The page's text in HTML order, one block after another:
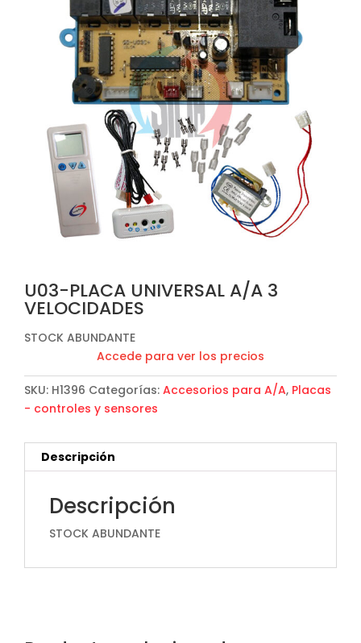
U03-PLACA UNIVERSAL A/A 3
VELOCIDADES
STOCK ABUNDANTE
Accede para ver los precios
SKU: H1396 Categorías: Accesorios para A/A, Placas
- controles y sensores
Descripción
Descripción
STOCK ABUNDANTE